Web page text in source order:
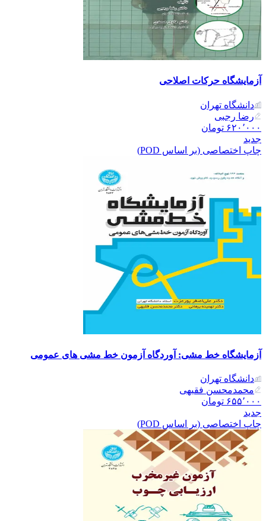
آزمایشگاه حرکات اصلاحی
دانشگاه تهران
رضا رجبی
۶۲۰٬۰۰۰ تومان
جدید
چاپ اختصاصی (بر اساس POD)
آزمایشگاه خط مشی: آوردگاه آزمون خط مشی های عمومی
دانشگاه تهران
محمدمحسن فقیهی
۶۵۵٬۰۰۰ تومان
جدید
چاپ اختصاصی (بر اساس POD)